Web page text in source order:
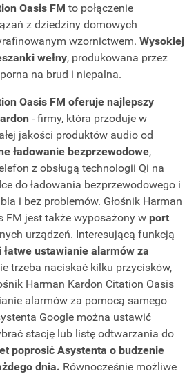
Oasis FM to połączenie
z dziedziny domowych
wzornictwem. Wysokiej
wełny, produkowana przez
na brud i niepalna.
Oasis FM oferuje najlepszy
- firmy, która przoduje w
jakości produktów audio od
ładowanie bezprzewodowe,
z obsługą technologii Qi na
do ładowania bezprzewodowego i
i bez problemów. Głośnik Harman
FM jest także wyposażony w port
urządzeń. Interesującą funkcją
łatwe ustawianie alarmów za
trzeba naciskać kilku przycisków,
Harman Kardon Citation Oasis
alarmów za pomocą samego
Google można ustawić
stację lub listę odtwarzania do
poprosić Asystenta o budzenie
dnia. Równocześnie możliwe